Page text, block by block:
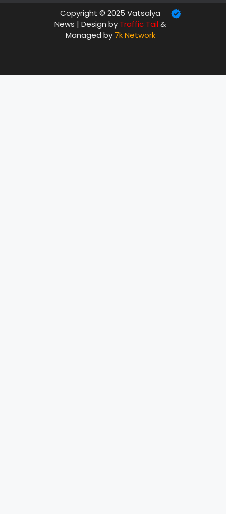
Copyright © 2025 Vatsalya
News | Design by Traffic Tail&
Managed by 7k Network